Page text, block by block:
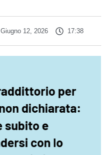
Giugno 12, 2026 17:38